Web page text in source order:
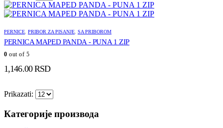
PERNICE PRIBOR ZA PISANJE SA PRIBOROM
PERNICA MAPED PANDA - PUNA 1 ZIP
0 out of 5
1,146.00RSD
Prikazati:
Категорије производа